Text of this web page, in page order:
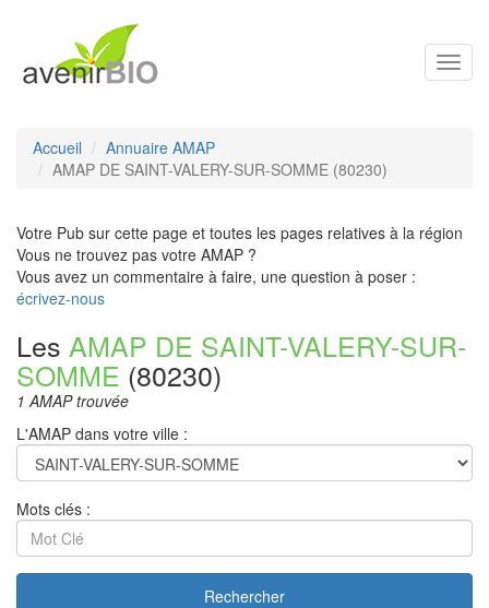
Accueil
Annuaire AMAP
AMAP DE SAINT-VALERY-SUR-SOMME (80230)
Votre Pub sur cette page et toutes les pages relatives à la région
Vous ne trouvez pas votre AMAP ?
Vous avez un commentaire à faire, une question à poser :
écrivez-nous
Les AMAP DE SAINT-VALERY-SUR-
SOMME (80230)
1 AMAP trouvée
L'AMAP dans votre ville :
Mots clés :
Rechercher